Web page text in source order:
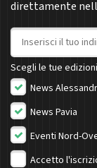
direttamente
Indirizzo email
Scegli le tue
News
News Pavia
Eventi Nord-
Accetto